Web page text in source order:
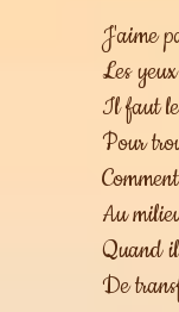
J'aime
Les
Il faut
Pour
Au
Quand
De